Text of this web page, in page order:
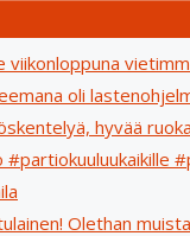
Olethan